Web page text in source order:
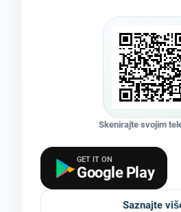
Skenirajte svojim
GET IT ON
Google Play
Saznajte